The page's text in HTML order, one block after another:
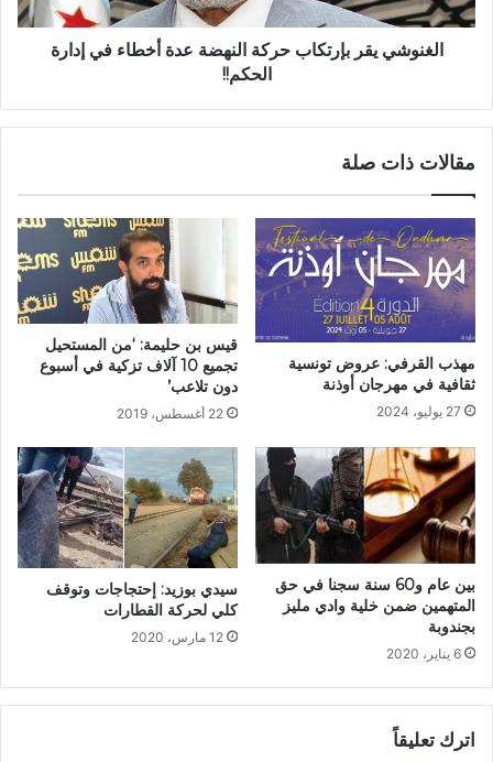
الغنوشي يقر بإرتكاب حركة النهضة عدة أخطاء في إدارة
الحكم!!
مقالات ذات صلة
مهذب القرفي: عروض تونسية
ثقافية في مهرجان أوذنة
27 يوليو، 2024
قيس بن حليمة: ‘من المستحيل
تجميع 10 آلاف تزكية في أسبوع
دون تلاعب’
22 أغسطس، 2019
بین عام و60 سنة سجنا في حق
المتهمين ضمن خلیة وادي ملیز
بجندوبة
6 يناير، 2020
سيدي بوزيد: إحتجاجات وتوقف
كلي لحركة القطارات
12 مارس، 2020
اترك تعليقاً